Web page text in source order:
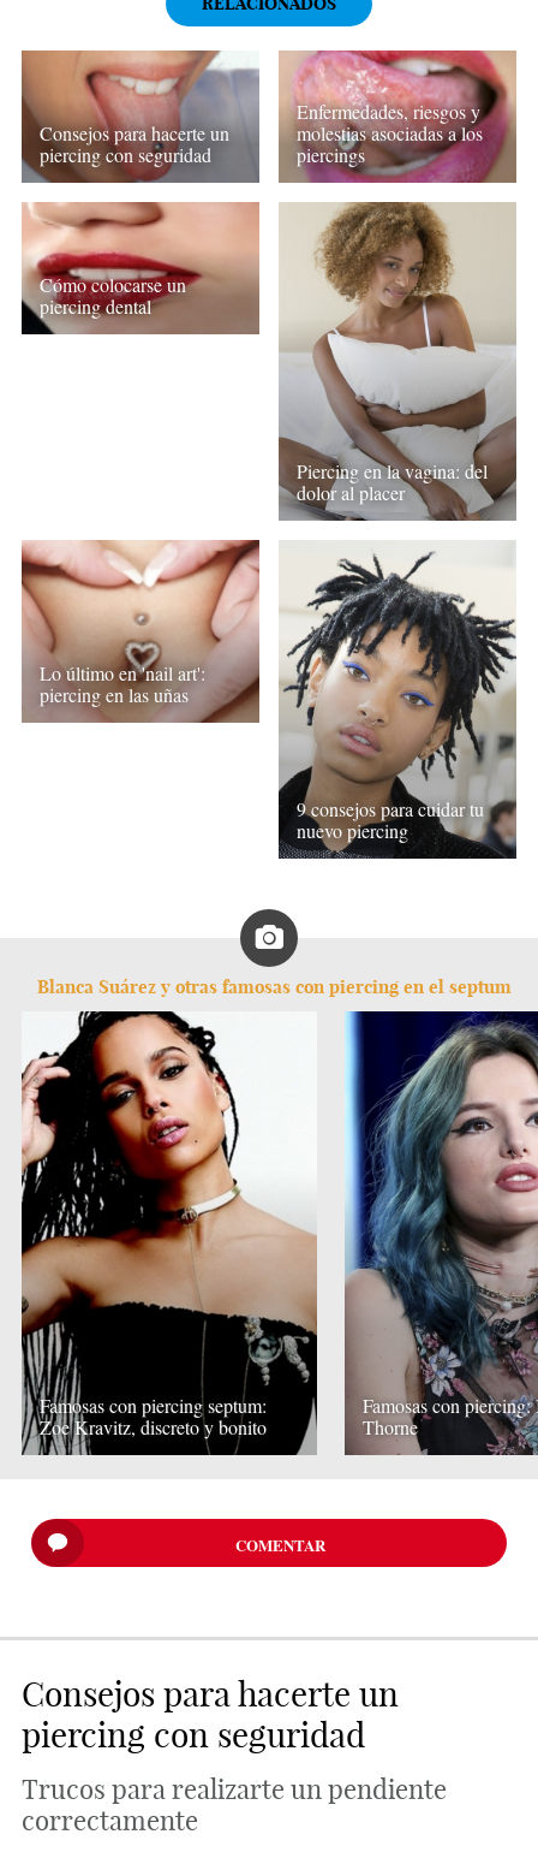
Consejos para hacerte un
piercing con seguridad
Enfermedades, riesgos y
molestias asociadas a los
piercings
Cómo colocarse un
piercing dental
Piercing en la vagina: del
dolor al placer
Lo último en 'nail art':
piercing en las uñas
9 consejos para cuidar tu
nuevo piercing
Blanca Suárez y otras famosas con piercing en el septum
Famosas con piercing septum:
Zoe Kravitz, discreto y bonito
Famosas con piercing:
Thorne
COMENTAR
Consejos para hacerte un
piercing con seguridad
Trucos para realizarte un pendiente
correctamente